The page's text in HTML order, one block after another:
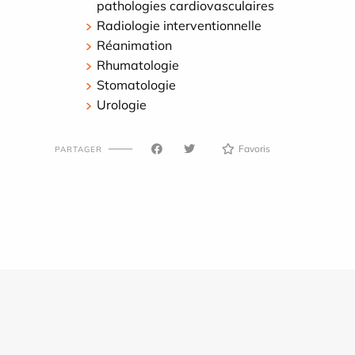
pathologies cardiovasculaires
Radiologie interventionnelle
Réanimation
Rhumatologie
Stomatologie
Urologie
PARTAGER Favoris